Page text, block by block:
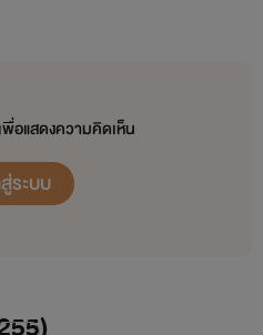
มผัสรัก (นักรบ-มีอา)
(คืน)รัก (โชแปง-เพตรา)
องรัก (แดร็ก-คริสตัล)
คับรัก (เรเวน-เส้นด้าย)
ลอกให้รัก (ลูแปง-ทิชา)
อแสดงความคิดเห็น
ระบบ